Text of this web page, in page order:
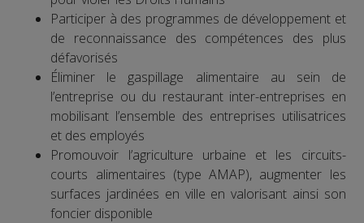
Participer à des programmes de développement et
de reconnaissance des compétences des plus
défavorisés
Éliminer le gaspillage alimentaire au sein de
l’entreprise ou du restaurant inter-entreprises en
mobilisant l’ensemble des entreprises utilisatrices
et des employés
Promouvoir l’agriculture urbaine et les circuits-
courts alimentaires (type AMAP), augmenter les
surfaces jardinées en ville en valorisant ainsi son
foncier disponible